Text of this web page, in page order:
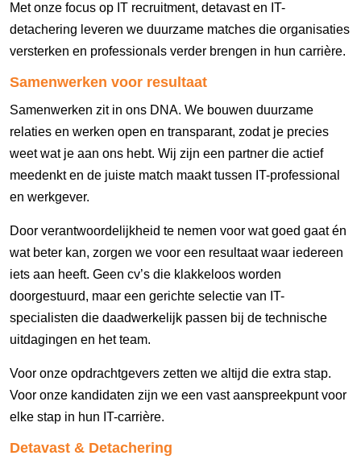
Met onze focus op IT recruitment, detavast en IT-
detachering leveren we duurzame matches die organisaties
versterken en professionals verder brengen in hun carrière.
Samenwerken voor resultaat
Samenwerken zit in ons DNA. We bouwen duurzame
relaties en werken open en transparant, zodat je precies
weet wat je aan ons hebt. Wij zijn een partner die actief
meedenkt en de juiste match maakt tussen IT-professional
en werkgever.
Door verantwoordelijkheid te nemen voor wat goed gaat én
wat beter kan, zorgen we voor een resultaat waar iedereen
iets aan heeft. Geen cv’s die klakkeloos worden
doorgestuurd, maar een gerichte selectie van IT-
specialisten die daadwerkelijk passen bij de technische
uitdagingen en het team.
Voor onze opdrachtgevers zetten we altijd die extra stap.
Voor onze kandidaten zijn we een vast aanspreekpunt voor
elke stap in hun IT-carrière.
Detavast & Detachering